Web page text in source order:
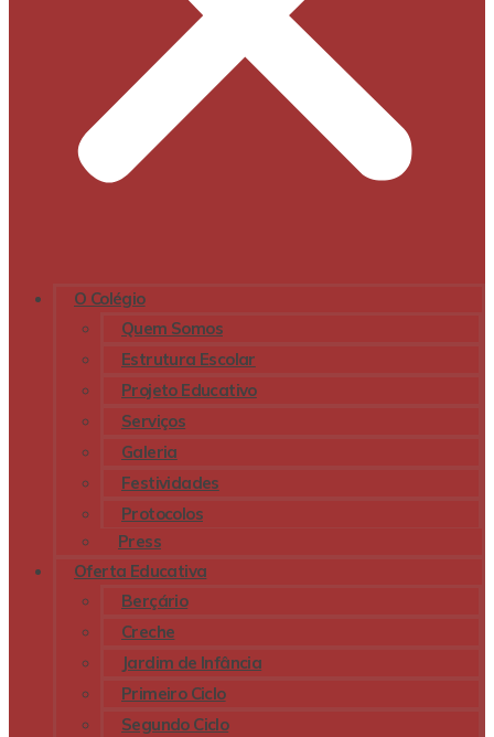
O Colégio
Quem Somos
Estrutura Escolar
Projeto Educativo
Serviços
Galeria
Festividades
Protocolos
Press
Oferta Educativa
Berçário
Creche
Jardim de Infância
Primeiro Ciclo
Segundo Ciclo